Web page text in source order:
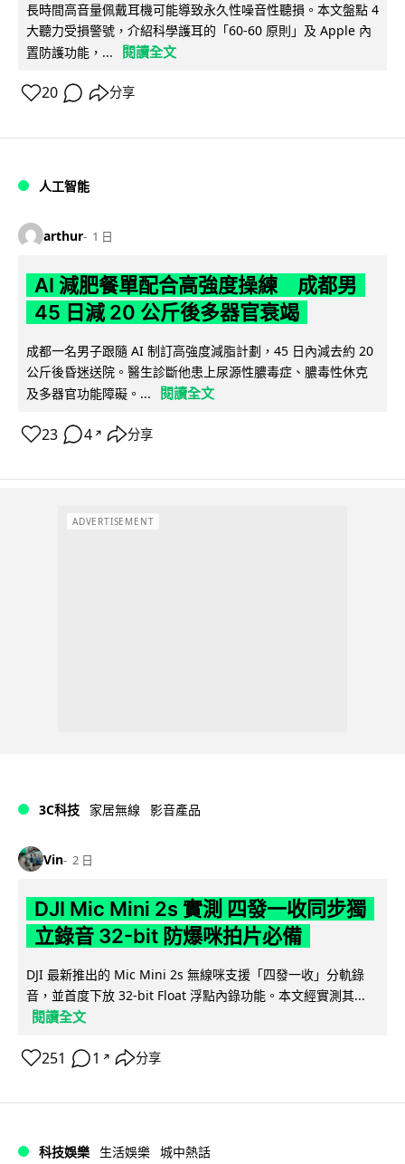
長時間高音量佩戴耳機可能導致永久性噪音性聽損。本文盤點 4
大聽力受損警號，介紹科學護耳的「60-60 原則」及 Apple 內
置防護功能，...
閱讀全文
20 分享
人工智能
arthur 1 日
AI 減肥餐單配合高強度操練 成都男
45 日減 20 公斤後多器官衰竭
成都一名男子跟隨 AI 制訂高強度減脂計劃，45 日內減去約 20
公斤後昏迷送院。醫生診斷他患上尿源性膿毒症、膿毒性休克
及多器官功能障礙。...
閱讀全文
23 4 ↗ 分享
ADVERTISEMENT
3C科技 家居無線 影音產品
Vin 2 日
DJI Mic Mini 2s 實測 四發一收同步獨
立錄音 32-bit 防爆咪拍片必備
DJI 最新推出的 Mic Mini 2s 無線咪支援「四發一收」分軌錄
音，並首度下放 32-bit Float 浮點內錄功能。本文經實測其...
閱讀全文
251 1 ↗ 分享
科技娛樂 生活娛樂 城中熱話